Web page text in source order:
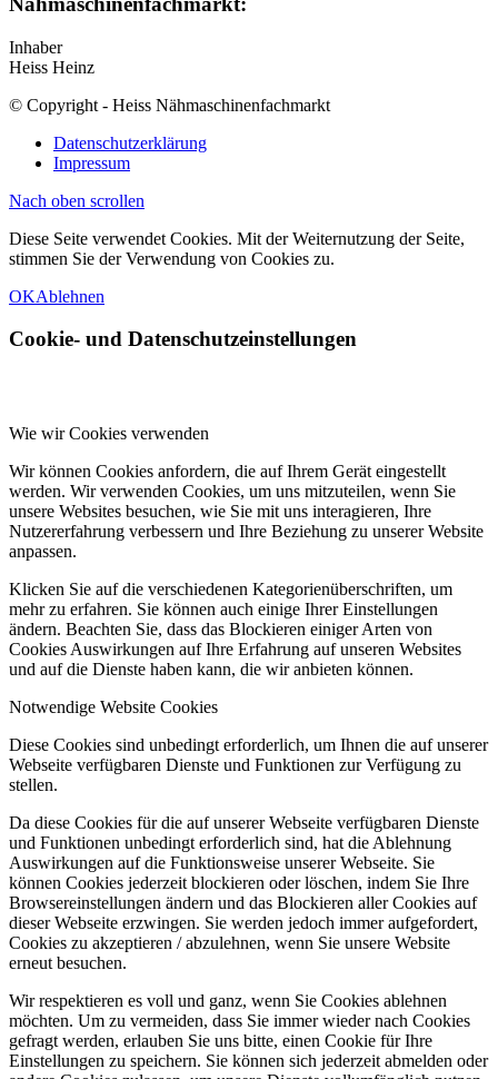
Inhaber
Heiss Heinz
© Copyright - Heiss Nähmaschinenfachmarkt
Datenschutzerklärung
Impressum
Nach oben scrollen
Diese Seite verwendet Cookies. Mit der Weiternutzung der Seite,
stimmen Sie der Verwendung von Cookies zu.
OKAblehnen
Cookie- und Datenschutzeinstellungen
Wie wir Cookies verwenden
Wir können Cookies anfordern, die auf Ihrem Gerät eingestellt
werden. Wir verwenden Cookies, um uns mitzuteilen, wenn Sie
unsere Websites besuchen, wie Sie mit uns interagieren, Ihre
Nutzererfahrung verbessern und Ihre Beziehung zu unserer Website
anpassen.
Klicken Sie auf die verschiedenen Kategorienüberschriften, um
mehr zu erfahren. Sie können auch einige Ihrer Einstellungen
ändern. Beachten Sie, dass das Blockieren einiger Arten von
Cookies Auswirkungen auf Ihre Erfahrung auf unseren Websites
und auf die Dienste haben kann, die wir anbieten können.
Notwendige Website Cookies
Diese Cookies sind unbedingt erforderlich, um Ihnen die auf unserer
Webseite verfügbaren Dienste und Funktionen zur Verfügung zu
stellen.
Da diese Cookies für die auf unserer Webseite verfügbaren Dienste
und Funktionen unbedingt erforderlich sind, hat die Ablehnung
Auswirkungen auf die Funktionsweise unserer Webseite. Sie
können Cookies jederzeit blockieren oder löschen, indem Sie Ihre
Browsereinstellungen ändern und das Blockieren aller Cookies auf
dieser Webseite erzwingen. Sie werden jedoch immer aufgefordert,
Cookies zu akzeptieren / abzulehnen, wenn Sie unsere Website
erneut besuchen.
Wir respektieren es voll und ganz, wenn Sie Cookies ablehnen
möchten. Um zu vermeiden, dass Sie immer wieder nach Cookies
gefragt werden, erlauben Sie uns bitte, einen Cookie für Ihre
Einstellungen zu speichern. Sie können sich jederzeit abmelden oder